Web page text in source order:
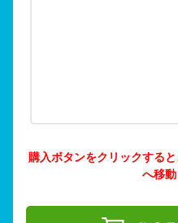
購入ボタンをクリックする
へ移動